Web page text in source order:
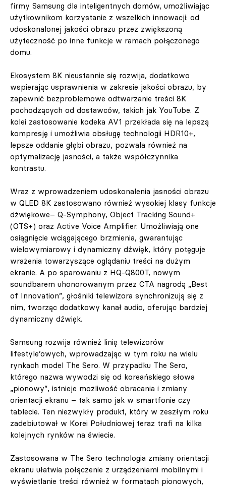
firmy Samsung dla inteligentnych domów, umożliwiając
użytkownikom korzystanie z wszelkich innowacji: od
udoskonalonej jakości obrazu przez zwiększoną
użyteczność po inne funkcje w ramach połączonego
domu.
Ekosystem 8K nieustannie się rozwija, dodatkowo
wspierając usprawnienia w zakresie jakości obrazu, by
zapewnić bezproblemowe odtwarzanie treści 8K
pochodzących od dostawców, takich jak YouTube. Z
kolei zastosowanie kodeka AV1 przekłada się na lepszą
kompresję i umożliwia obsługę technologii HDR10+,
lepsze oddanie głębi obrazu, pozwala również na
optymalizację jasności, a także współczynnika
kontrastu.
Wraz z wprowadzeniem udoskonalenia jasności obrazu
w QLED 8K zastosowano również wysokiej klasy funkcje
dźwiękowe– Q-Symphony, Object Tracking Sound+
(OTS+) oraz Active Voice Amplifier. Umożliwiają one
osiągnięcie wciągającego brzmienia, gwarantując
wielowymiarowy i dynamiczny dźwięk, który potęguje
wrażenia towarzyszące oglądaniu treści na dużym
ekranie. A po sparowaniu z HQ-Q800T, nowym
soundbarem uhonorowanym przez CTA nagrodą „Best
of Innovation”, głośniki telewizora synchronizują się z
nim, tworząc dodatkowy kanał audio, oferując bardziej
dynamiczny dźwięk.
Samsung rozwija również linię telewizorów
lifestyle’owych, wprowadzając w tym roku na wielu
rynkach model The Sero. W przypadku The Sero,
którego nazwa wywodzi się od koreańskiego słowa
„pionowy”, istnieje możliwość obracania i zmiany
orientacji ekranu – tak samo jak w smartfonie czy
tablecie. Ten niezwykły produkt, który w zeszłym roku
zadebiutował w Korei Południowej teraz trafi na kilka
kolejnych rynków na świecie.
Zastosowana w The Sero technologia zmiany orientacji
ekranu ułatwia połączenie z urządzeniami mobilnymi i
wyświetlanie treści również w formatach pionowych,